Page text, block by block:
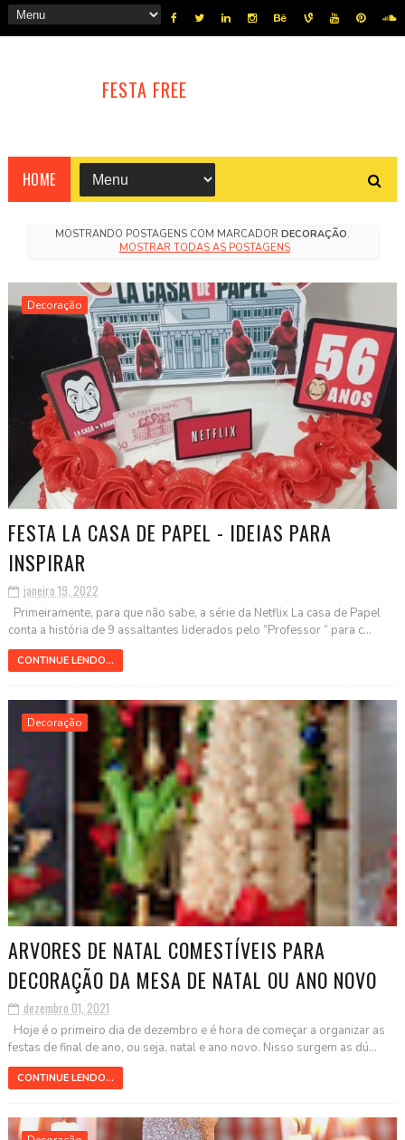
FESTA FREE
HOME
MOSTRANDO POSTAGENS COM MARCADOR DECORAÇÃO.
MOSTRAR TODAS AS POSTAGENS
Decoração
FESTA LA CASA DE PAPEL - IDEIAS PARA
INSPIRAR
janeiro 19, 2022
Primeiramente, para que não sabe, a série da Netflix La casa de Papel
conta a história de 9 assaltantes liderados pelo “Professor “ para c...
CONTINUE LENDO...
Decoração
ARVORES DE NATAL COMESTÍVEIS PARA
DECORAÇÃO DA MESA DE NATAL OU ANO NOVO
dezembro 01, 2021
Hoje é o primeiro dia de dezembro e é hora de começar a organizar as
festas de final de ano, ou seja, natal e ano novo. Nisso surgem as dú...
CONTINUE LENDO...